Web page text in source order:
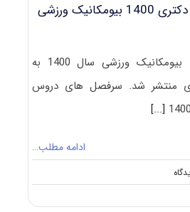
دانلود سوالات آزمون دکتری 1400 بیومکانیک ورزشی
سوالات آزمون دکتری بیومکانیک ورزشی سال 1400 به
منتشر شد. سرفصل های دروس
[...]
ادامه مطلب…
on
دانلود